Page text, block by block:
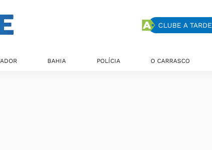
CLUBE A TARDE
BAHIA POLÍCIA O CARRASCO